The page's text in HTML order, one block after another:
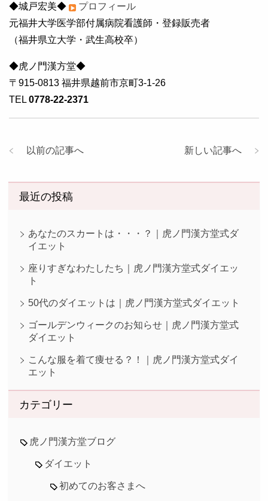
◆城戸宏美◆
プロフィール
元福井大学医学部付属病院看護師・登録販売者
（福井県立大学・武生高校卒）
◆虎ノ門漢方堂◆
〒915-0813 福井県越前市京町3-1-26
TEL 0778-22-2371
新しい記事へ
以前の記事へ
最近の投稿
あなたのスカートは・・・？｜虎ノ門漢方堂式ダ
イエット
座りすぎなわたしたち｜虎ノ門漢方堂式ダイエッ
ト
50代のダイエットは｜虎ノ門漢方堂式ダイエット
ゴールデンウィークのお知らせ｜虎ノ門漢方堂式
ダイエット
こんな服を着て痩せる？！｜虎ノ門漢方堂式ダイ
エット
カテゴリー
虎ノ門漢方堂ブログ
ダイエット
初めてのお客さまへ